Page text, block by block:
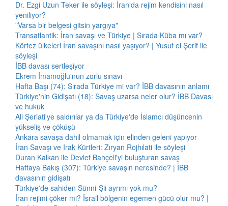
Dr. Ezgi Uzun Teker ile söyleşi: İran'da rejim kendisini nasıl
yeniliyor?
"Varsa bir belgesi gitsin yargıya"
Transatlantik: İran savaşı ve Türkiye | Sırada Küba mı var?
Körfez ülkeleri İran savaşını nasıl yaşıyor? | Yusuf el Şerif ile
söyleşi
İBB davası sertleşiyor
Ekrem İmamoğlu'nun zorlu sınavı
Hafta Başı (74): Sırada Türkiye mi var? İBB davasının anlamı
Türkiye'nin Gidişatı (18): Savaş uzarsa neler olur? İBB Davası
ve hukuk
Ali Şeriati'ye saldırılar ya da Türkiye'de İslamcı düşüncenin
yükseliş ve çöküşü
Ankara savaşa dahil olmamak için elinden geleni yapıyor
İran Savaşı ve Irak Kürtleri: Zıryan Rojhılati ile söyleşi
Duran Kalkan ile Devlet Bahçeli'yi buluşturan savaş
Haftaya Bakış (307): Türkiye savaşın neresinde? | İBB
davasının gidişatı
Türkiye'de sahiden Sünni-Şii ayrımı yok mu?
İran rejimi çöker mi? İsrail bölgenin egemen gücü olur mu? |